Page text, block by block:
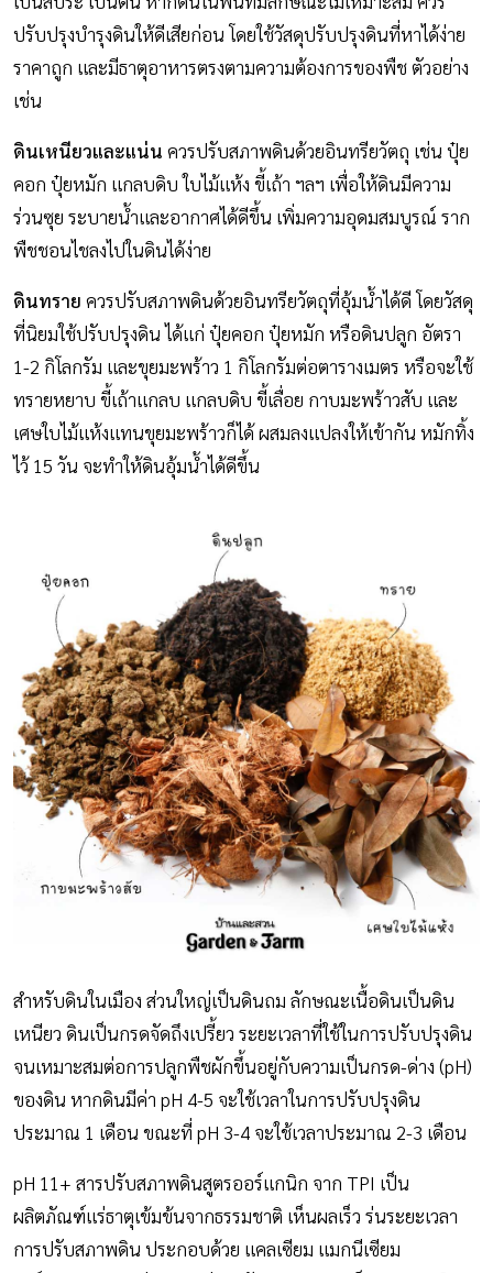
ปรับปรุงบำรุงดินให้ดีเสียก่อน โดยใช้วัสดุปรับปรุงดินที่หาได้ง่าย
ราคาถูก และมีธาตุอาหารตรงตามความต้องการของพืช ตัวอย่าง
เช่น
ดินเหนียวและแน่น ควรปรับสภาพดินด้วยอินทรียวัตถุ เช่น ปุ๋ย
คอก ปุ๋ยหมัก แกลบดิบ ใบไม้แห้ง ขี้เถ้า ฯลฯ เพื่อให้ดินมีความ
ร่วนซุย ระบายน้ำและอากาศได้ดีขึ้น เพิ่มความอุดมสมบูรณ์ ราก
พืชชอนไชลงไปในดินได้ง่าย
ดินทราย ควรปรับสภาพดินด้วยอินทรียวัตถุที่อุ้มน้ำได้ดี โดยวัสดุ
ที่นิยมใช้ปรับปรุงดิน ได้แก่ ปุ๋ยคอก ปุ๋ยหมัก หรือดินปลูก อัตรา
1-2 กิโลกรัม และขุยมะพร้าว 1 กิโลกรัมต่อตารางเมตร หรือจะใช้
ทรายหยาบ ขี้เถ้าแกลบ แกลบดิบ ขี้เลื่อย กาบมะพร้าวสับ และ
เศษใบไม้แห้งแทนขุยมะพร้าวก็ได้ ผสมลงแปลงให้เข้ากัน หมักทิ้ง
ไว้ 15 วัน จะทำให้ดินอุ้มน้ำได้ดีขึ้น
สำหรับดินในเมือง ส่วนใหญ่เป็นดินถม ลักษณะเนื้อดินเป็นดิน
เหนียว ดินเป็นกรดจัดถึงเปรี้ยว ระยะเวลาที่ใช้ในการปรับปรุงดิน
จนเหมาะสมต่อการปลูกพืชผักขึ้นอยู่กับความเป็นกรด-ด่าง (pH)
ของดิน หากดินมีค่า pH 4-5 จะใช้เวลาในการปรับปรุงดิน
ประมาณ 1 เดือน ขณะที่ pH 3-4 จะใช้เวลาประมาณ 2-3 เดือน
pH 11+ สารปรับสภาพดินสูตรออร์แกนิก จาก TPI เป็น
ผลิตภัณฑ์แร่ธาตุเข้มข้นจากธรรมชาติ เห็นผลเร็ว ร่นระยะเวลา
การปรับสภาพดิน ประกอบด้วย แคลเซียม แมกนีเซียม